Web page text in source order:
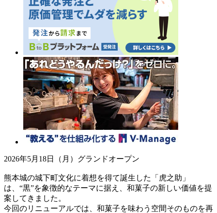
2026年5月18日（月）グランドオープン
熊本城の城下町文化に着想を得て誕生した「虎之助」
は、“黒”を象徴的なテーマに据え、和菓子の新しい価値を提
案してきました。
今回のリニューアルでは、和菓子を味わう空間そのものを再